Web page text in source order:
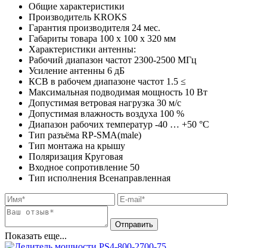
Общие характеристики
Производитель KROKS
Гарантия производителя 24 мес.
Габариты товара 100 x 100 x 320 мм
Характеристики антенны:
Рабочий диапазон частот 2300-2500 МГц
Усиление антенны 6 дБ
КСВ в рабочем диапазоне частот 1.5 ≤
Максимальная подводимая мощность 10 Вт
Допустимая ветровая нагрузка 30 м/с
Допустимая влажность воздуха 100 %
Диапазон рабочих температур -40 … +50 °C
Тип разъёма RP-SMA(male)
Тип монтажа на крышу
Поляризация Круговая
Входное сопротивление 50
Тип исполнения Всенаправленная
Показать еще...